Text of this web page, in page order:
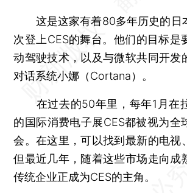
这是这家有着80多年历史的日
次登上CES的舞台。他们的目标是
动驾驶技术，以及与微软共同开发
对话系统小娜（Cortana）。
在过去的50年里，每年1月在
的国际消费电子展CES都被视为全
会。在这里，可以找到最新的电视
但最近几年，随着这些市场走向成
传统企业正成为CES的主角。